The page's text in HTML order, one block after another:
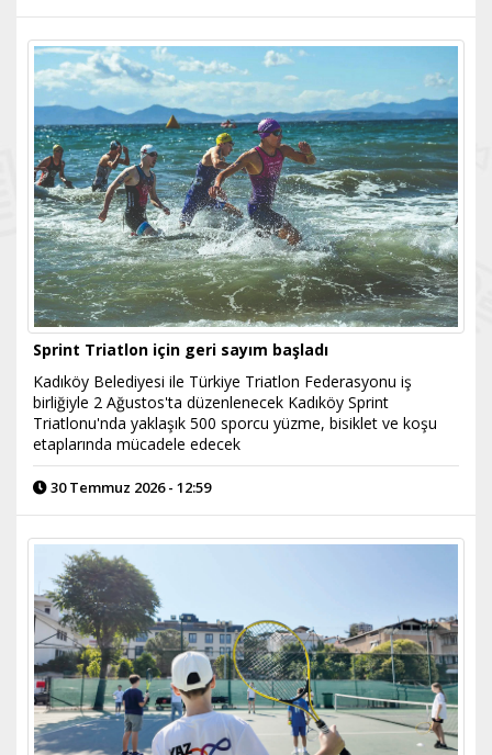
Sprint Triatlon için geri sayım başladı
Kadıköy Belediyesi ile Türkiye Triatlon Federasyonu iş
birliğiyle 2 Ağustos'ta düzenlenecek Kadıköy Sprint
Triatlonu'nda yaklaşık 500 sporcu yüzme, bisiklet ve koşu
etaplarında mücadele edecek
30 Temmuz 2026 - 12:59